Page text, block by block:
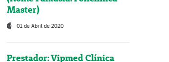
Master)
01 de Abril de 2020
Prestador: Vipmed Clínica